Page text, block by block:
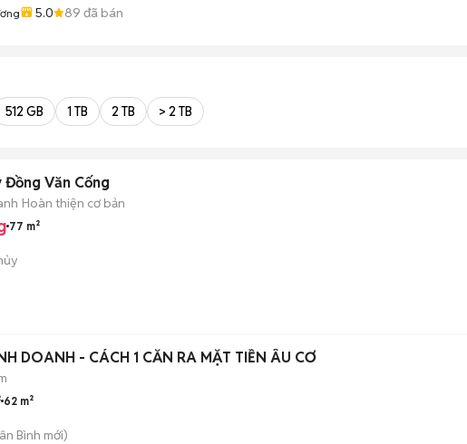
5.0 89 đã bán
512 GB 1 TB 2 TB > 2 TB
Văn Cống
Hoàn thiện cơ bản
77 m²
DOANH - CÁCH 1 CĂN RA MẶT TIỀN ÂU CƠ
62 m²
Bình mới)